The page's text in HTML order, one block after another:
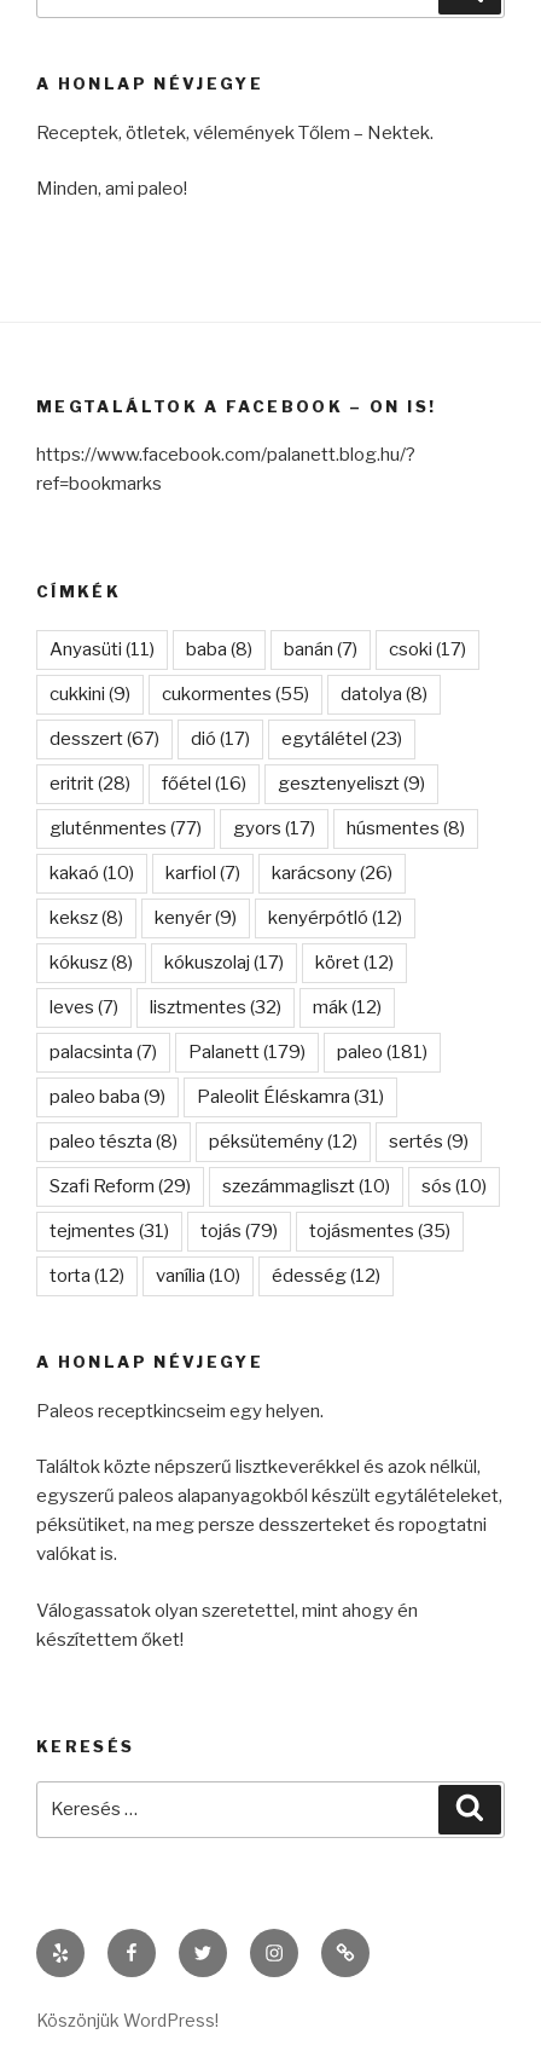
A HONLAP NÉVJEGYE
Receptek, ötletek, vélemények Tőlem – Nektek.
Minden, ami paleo!
MEGTALÁLTOK A FACEBOOK – ON IS!
https://www.facebook.com/palanett.blog.hu/?
ref=bookmarks
CÍMKÉK
Anyasüti (11) baba (8) banán (7) csoki (17)
cukkini (9) cukormentes (55) datolya (8)
desszert(67) dió (17) egytálétel (23)
eritrit(28) főétel (16) gesztenyeliszt(9)
gluténmentes (77) gyors (17) húsmentes (8)
kakaó (10) karfiol (7) karácsony(26)
keksz(8) kenyér(9) kenyérpótló (12)
kókusz(8) kókuszolaj (17) köret(12)
leves (7) lisztmentes (32) mák(12)
palacsinta (7) Palanett(179) paleo (181)
paleo baba (9) Paleolit Éléskamra (31)
paleo tészta (8) péksütemény(12) sertés (9)
Szafi Reform (29) szezámmagliszt(10) sós (10)
tejmentes (31) tojás (79) tojásmentes (35)
torta (12) vanília (10) édesség(12)
A HONLAP NÉVJEGYE
Paleos receptkincseim egy helyen.
Találtok közte népszerű lisztkeverékkel és azok nélkül,
egyszerű paleos alapanyagokból készült egytálételeket,
péksütiket, na meg persze desszerteket és ropogtatni
valókat is.
Válogassatok olyan szeretettel, mint ahogy én
készítettem őket!
KERESÉS
Yelp FacebookTwitter Instagram
Köszönjük WordPress!